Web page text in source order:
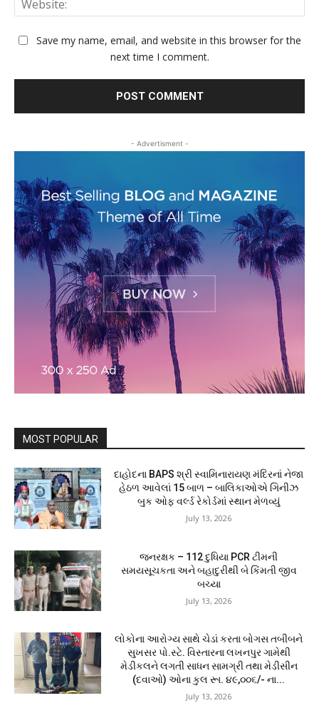
Save my name, email, and website in this browser for the
next time I comment.
- Advertisment -
MOST POPULAR
દાહોદના BAPS શ્રી સ્વામિનારાયણ મંદિરનાં નેજા
હેઠળ આવેલાં 15 બાળ – બાલિકાઓએ ગિનીઝ
બુક ઓફ વર્લ્ડ રેકોર્ડમાં સ્થાન મેળવ્યું
July 13, 2026
જનરક્ષક – 112 દુધિયા PCR ટીમની
સમયસૂચકતા અને બહાદુરીથી બે કિંમતી જીવ
બચ્યા
July 13, 2026
લોકોના આરોગ્ય સાથે ચેડાં કરતા બોગસ તબીબને
સુખસર પો.સ્ટે. વિસ્તારના લખનપુર ગામેથી
મેડીકલને લગતી સાધન સામગ્રી તથા મેડીસીન
(દવાઓ) ઓના કુલ રૂા. ૪૯,૦૦૬/- ના...
July 13, 2026